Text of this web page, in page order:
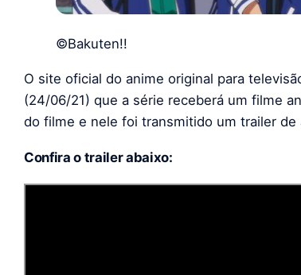
©Bakuten!!
O site oficial do anime original para
(24/06/21) que a série receberá um filme
do filme e nele foi transmitido um trailer de
Confira o trailer abaixo: